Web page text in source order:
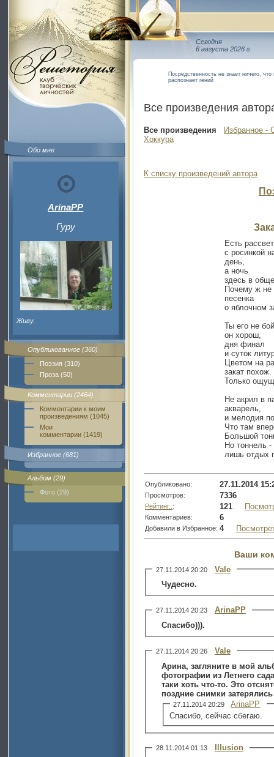
Обо мне
ArinaPP
Гуру
Живу.
Опубликованное (360)
Поэзия (310)
Проза (50)
Комментарии (2464)
Комментарии к моим
произведениям (1045)
Мои
комментарии (1419)
Избранное (681)
Альбом (29)
Фото (29)
Сегодня
6 августа 2026 г.
Посредственность не знает ничего,
распознает гений
Все произведения
Все произведения
Избранное -
Хоккура
К списку произведений автора
Есть рассвет
с росинкой
день,
а ночь
здесь в
Почему ж не
песенка
о яблочном
Ты его не
он хорош,
дня финал
и суток
Цветом на
закат похож.
Только
Не акрил в
акварель,
и мелодия
Что там
Большой
Но тоннель -
лишь отдых
Опубликовано: 27.11.2014
Просмотров: 7336
Рейтинг.. : 121
Комментариев: 6
Добавили в Избранное: 4
Ваши
27.11.2014 20:20
Vale
Чудесно.
27.11.2014 20:23
ArinaPP
Спасибо))).
27.11.2014 20:26
Vale
Арина, загляните в мой
фотографии из Летнего
таки хоть что-то. Это
поздние снимки
27.11.2014 20:29
ArinaPP
Спасибо, сейчас сбегаю.
28.11.2014 01:13
Illusion